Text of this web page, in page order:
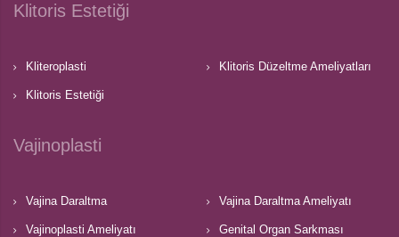
Klitoris Estetiği
Kliteroplasti Klitoris Düzeltme Ameliyatları
Klitoris Estetiği
Vajinoplasti
Vajina Daraltma Vajina Daraltma Ameliyatı
Vajinoplasti Ameliyatı Genital Organ Sarkması